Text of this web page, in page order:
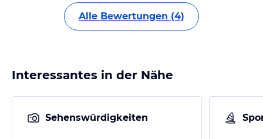
Alle Bewertungen (4)
Interessantes in der Nähe
Sehenswürdigkeiten